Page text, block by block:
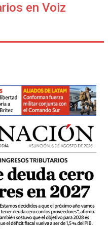
en Voiz